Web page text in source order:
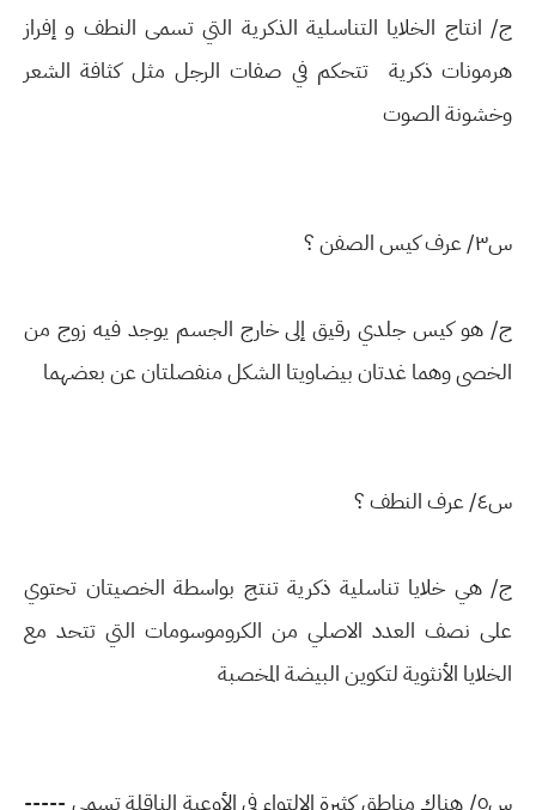
ج/ انتاج الخلايا التناسلية الذكرية التي تسمى النطف و إفراز
هرمونات ذكرية تتحكم في صفات الرجل مثل كثافة الشعر
وخشونة الصوت
س٣/ عرف كيس الصفن ؟
ج/ هو كيس جلدي رقيق إلى خارج الجسم يوجد فيه زوج من
الخصى وهما غدتان بيضاويتا الشكل منفصلتان عن بعضهما
س٤/ عرف النطف ؟
ج/ هي خلايا تناسلية ذكرية تنتج بواسطة الخصيتان تحتوي
على نصف العدد الاصلي من الكروموسومات التي تتحد مع
الخلايا الأنثوية لتكوين البيضة المخصبة
س٥/ هناك مناطق كثيرة الالتواء في الأوعية الناقلة تسمى -----